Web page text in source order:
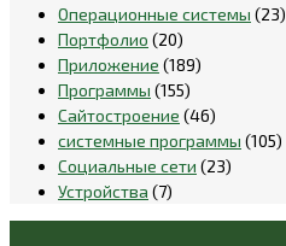
Операционные системы (23)
Портфолио (20)
Приложение (189)
Программы (155)
Сайтостроение (46)
системные программы (105)
Социальные сети (23)
Устройства (7)